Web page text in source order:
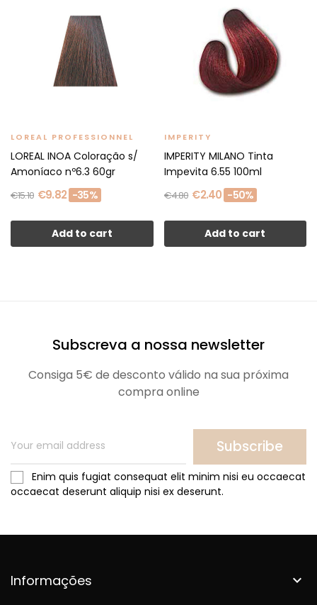
LOREAL PROFESSIONNEL
LOREAL INOA Coloração s/
Amoníaco nº6.3 60gr
€15.10 €9.82 -35%
Add to cart
IMPERITY
IMPERITY MILANO Tinta
Impevita 6.55 100ml
€4.80 €2.40 -50%
Add to cart
Subscreva a nossa newsletter
Consiga 5€ de desconto válido na sua próxima
compra online
Subscribe
Enim quis fugiat consequat elit minim nisi eu occaecat
occaecat deserunt aliquip nisi ex deserunt.
Informações 